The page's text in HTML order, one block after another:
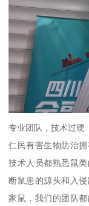
专业团队，技术过硬
仁民有害生物防治
技术人员都熟悉鼠
断鼠患的源头和入
家鼠，我们的团队